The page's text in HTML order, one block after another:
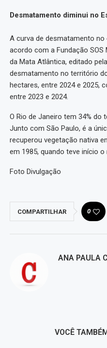
Desmatamento diminui no
A curva de desmatamento
acordo com a Fundação
da Mata Atlântica, editado
desmatamento no território
hectares, entre 2024 e 2025,
entre 2023 e 2024.
O Rio de Janeiro tem 34% do
Junto com São Paulo, é a
recuperou vegetação nativa
em 1985, quando teve início
Foto Divulgação
COMPARTILHAR 0
ANA PAULA
VOCÊ